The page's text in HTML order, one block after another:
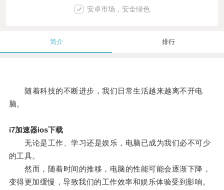
安卓市场，安全绿色
简介 排行
随着科技的不断进步，我们日常生活越来越离不开电
脑。
i7加速器ios下载
无论是工作、学习还是娱乐，电脑已成为我们必不可少
的工具。
然而，随着时间的推移，电脑的性能可能会逐渐下降，
变得更加缓慢，导致我们的工作效率和娱乐体验受到影响。